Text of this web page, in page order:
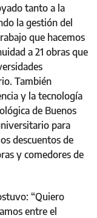
tanto a la
la gestión del
que hacemos
a 21 obras que
También
y la tecnología
de Buenos
para
descuentos de
y comedores de
“Quiero
entre el